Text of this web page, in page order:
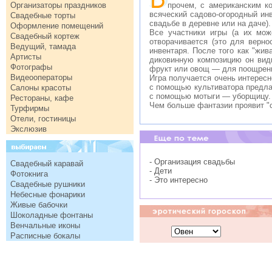
Организаторы праздников
Свадебные торты
Оформление помещений
Свадебный кортеж
Ведущий, тамада
Артисты
Фотографы
Видеооператоры
Салоны красоты
Рестораны, кафе
Турфирмы
Отели, гостиницы
Экслюзив
Свадебный каравай
Фотокнига
Свадебные рушники
Небесные фонарики
Живые бабочки
Шоколадные фонтаны
Венчальные иконы
Расписные бокалы
прочем, с американским
всяческий садово-огородный
свадьбе в деревне или на даче).
Все участники игры (а их
отворачивается (это для
инвентаря. После того как
диковинную композицию он
фрукт или овощ — для
Игра получается очень
с помощью культиватора
с помощью мотыги — уборщицу.
Чем больше фантазии проявит
- Организация свадьбы
- Дети
- Это интересно